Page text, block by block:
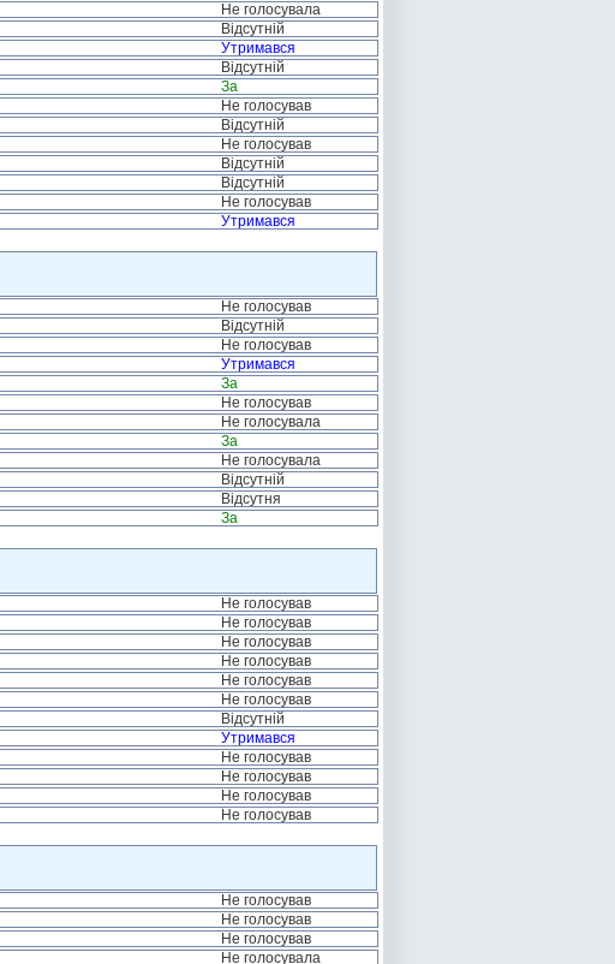
Не голосувала
Відсутній
Утримався
Відсутній
За
Не голосував
Відсутній
Не голосував
Відсутній
Відсутній
Не голосував
Утримався
Не голосував
Відсутній
Не голосував
Утримався
За
Не голосував
Не голосувала
За
Не голосувала
Відсутній
Відсутня
За
Не голосував
Не голосував
Не голосував
Не голосував
Не голосував
Не голосував
Відсутній
Утримався
Не голосував
Не голосував
Не голосував
Не голосував
Не голосував
Не голосував
Не голосував
Не голосувала